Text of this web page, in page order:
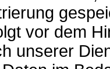
vor dem
unserer